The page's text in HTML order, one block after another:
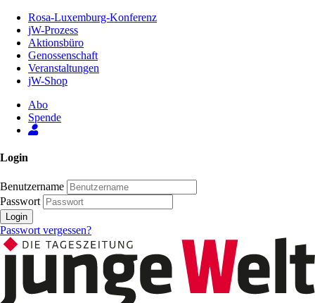
Inhalt
Seite
Rosa-Luxemburg-Konferenz
jW-Prozess
Aktionsbüro
Genossenschaft
Veranstaltungen
jW-Shop
Abo
Spende
Login
Benutzername
Passwort
Login
Passwort vergessen?